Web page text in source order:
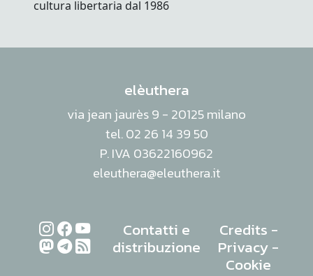
elèuthera
via jean jaurès 9 - 20125 milano
tel. 02 26 14 39 50
P. IVA 03622160962
eleuthera@eleuthera.it
Contatti e
distribuzione
Credits -
Privacy-
Cookie